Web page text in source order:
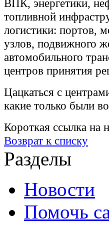
ВПК, энергетики,
топливной
логистики: портов,
узлов, подвижного
автомобильного
центров принятия
Цацкаться с
какие только были
Короткая ссылка на
Возврат к списку
Разделы
Новости
Помочь